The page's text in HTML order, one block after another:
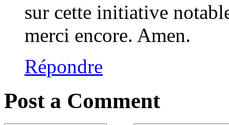
sur cette initiative
merci encore. Amen.
Répondre
Post a Comment